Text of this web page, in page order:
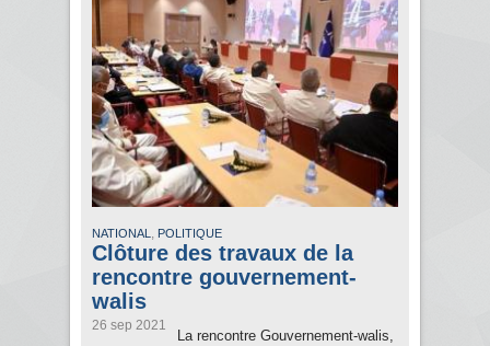
NATIONAL , POLITIQUE
Clôture des travaux de la
rencontre gouvernement-
walis
26 sep 2021
La rencontre Gouvernement-walis,